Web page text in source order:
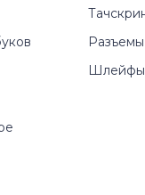
Шлейфы